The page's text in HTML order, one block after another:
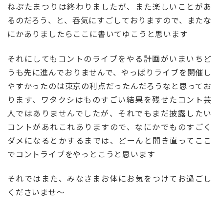
ねぷたまつりは終わりましたが、また楽しいことがあ
るのだろう、と、呑気にすごしておりますので、またな
にかありましたらここに書いてゆこうと思います
それにしてもコントのライブをやる計画がいまいちど
うも先に進んでおりませんで、やっぱりライブを開催し
やすかったのは東京の利点だったんだろうなと思ってお
ります、ワタクシはものすごい結果を残せたコント芸
人ではありませんでしたが、それでもまだ披露したい
コントがあれこれありますので、なにかでものすごく
ダメになるとかするまでは、どーんと開き直ってここ
でコントライブをやっとこうと思います
それではまた、みなさまお体にお気をつけてお過ごし
くださいませ～